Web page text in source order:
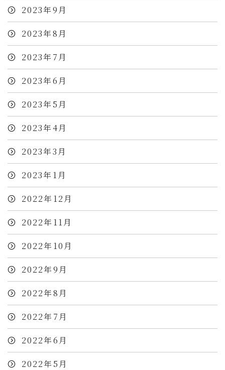
2023年9月
2023年8月
2023年7月
2023年6月
2023年5月
2023年4月
2023年3月
2023年1月
2022年12月
2022年11月
2022年10月
2022年9月
2022年8月
2022年7月
2022年6月
2022年5月